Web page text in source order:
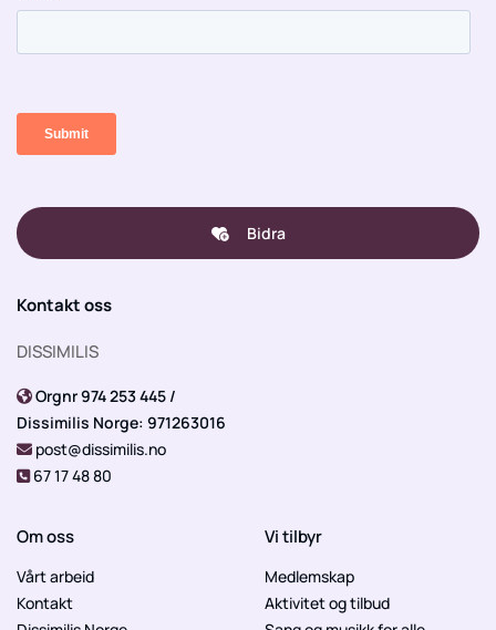
Bidra
Kontakt oss
DISSIMILIS
 Orgnr 974 253 445 /
Dissimilis Norge: 971263016
 post@dissimilis.no
 67 17 48 80
Om oss
Vårt arbeid
Kontakt
Vi tilbyr
Medlemskap
Aktivitet og tilbud